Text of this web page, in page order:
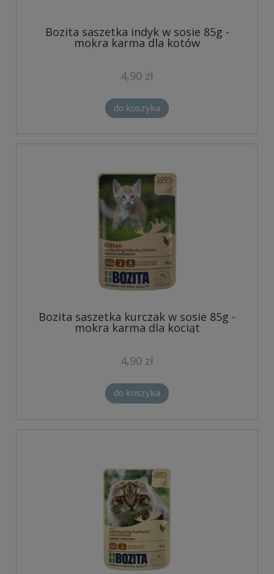
Bozita saszetka indyk w sosie 85g -
mokra karma dla kotów
4,90 zł
do koszyka
Bozita saszetka kurczak w sosie 85g -
mokra karma dla kociąt
4,90 zł
do koszyka